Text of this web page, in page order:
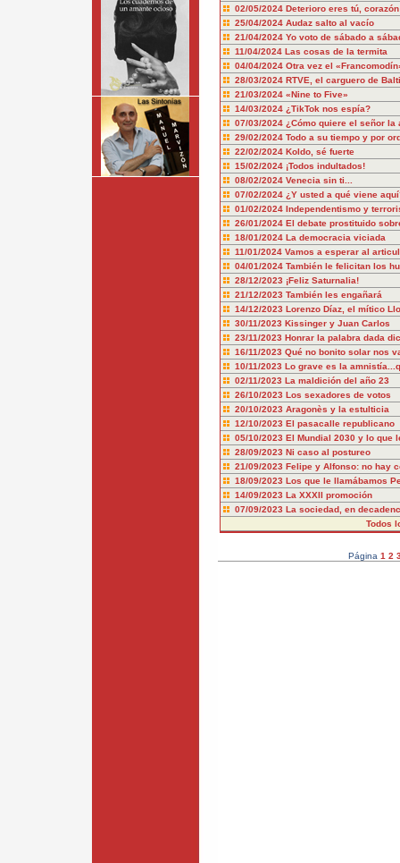
02/05/2024 Deterioro eres tú, corazón
25/04/2024 Audaz salto al vacío
21/04/2024 Yo voto de sábado a
11/04/2024 Las cosas de la termita
04/04/2024 Otra vez el
28/03/2024 RTVE, el carguero de
21/03/2024 «Nine to Five»
14/03/2024 ¿TikTok nos espía?
07/03/2024 ¿Cómo quiere el señor la
29/02/2024 Todo a su tiempo y por
22/02/2024 Koldo, sé fuerte
15/02/2024 ¡Todos indultados!
08/02/2024 Venecia sin ti...
07/02/2024 ¿Y usted a qué viene
01/02/2024 Independentismo y
26/01/2024 El debate prostituido
18/01/2024 La democracia viciada
11/01/2024 Vamos a esperar al
04/01/2024 También le felicitan los
28/12/2023 ¡Feliz Saturnalia!
21/12/2023 También les engañará
14/12/2023 Lorenzo Díaz, el mítico
30/11/2023 Kissinger y Juan Carlos
23/11/2023 Honrar la palabra dada
16/11/2023 Qué no bonito solar nos
10/11/2023 Lo grave es la
02/11/2023 La maldición del año 23
26/10/2023 Los sexadores de votos
20/10/2023 Aragonès y la estulticia
12/10/2023 El pasacalle republicano
05/10/2023 El Mundial 2030 y lo que
28/09/2023 Ni caso al postureo
21/09/2023 Felipe y Alfonso: no hay
18/09/2023 Los que le llamábamos
14/09/2023 La XXXII promoción
07/09/2023 La sociedad, en
Todos
Página 1 2